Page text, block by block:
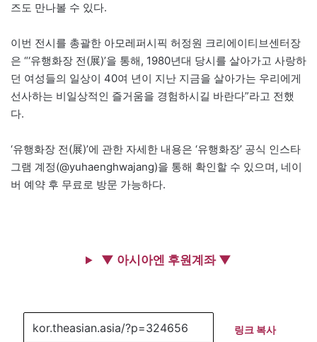
즈도 만나볼 수 있다.
이번 전시를 총괄한 아모레퍼시픽 허정원 크리에이티브센터장
은 “‘유행화장 전(展)’을 통해, 1980년대 당시를 살아가고 사랑하
던 여성들의 일상이 40여 년이 지난 지금을 살아가는 우리에게
선사하는 비일상적인 즐거움을 경험하시길 바란다”라고 전했
다.
‘유행화장 전(展)’에 관한 자세한 내용은 ‘유행화장’ 공식 인스타
그램 계정(@yuhaenghwajang)을 통해 확인할 수 있으며, 네이
버 예약 후 무료로 방문 가능하다.
▼ 아시아엔 후원계좌 ▼
링크 복사